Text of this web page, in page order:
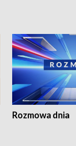
Rozmowa dnia